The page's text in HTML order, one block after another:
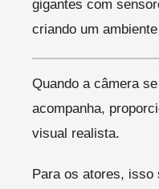
gigantes com
criando um
Quando a câmera
acompanha,
visual realista.
Para os atores,